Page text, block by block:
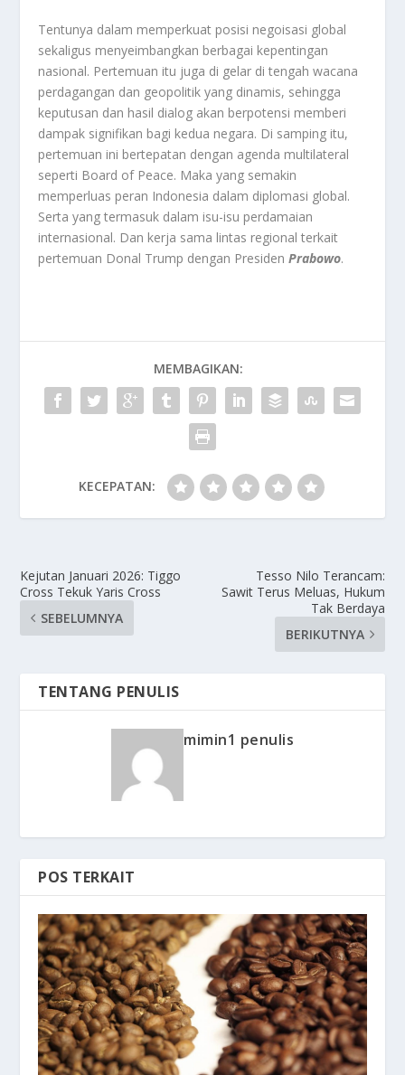
Tentunya dalam memperkuat posisi negoisasi global
sekaligus menyeimbangkan berbagai kepentingan
nasional. Pertemuan itu juga di gelar di tengah wacana
perdagangan dan geopolitik yang dinamis, sehingga
keputusan dan hasil dialog akan berpotensi memberi
dampak signifikan bagi kedua negara. Di samping itu,
pertemuan ini bertepatan dengan agenda multilateral
seperti Board of Peace. Maka yang semakin
memperluas peran Indonesia dalam diplomasi global.
Serta yang termasuk dalam isu-isu perdamaian
internasional. Dan kerja sama lintas regional terkait
pertemuan Donal Trump dengan PresidenPrabowo.
MEMBAGIKAN:
KECEPATAN:
Kejutan Januari 2026: Tiggo
Cross Tekuk Yaris Cross
SEBELUMNYA
Tesso Nilo Terancam:
Sawit Terus Meluas, Hukum
Tak Berdaya
BERIKUTNYA
TENTANG PENULIS
mimin1 penulis
POS TERKAIT